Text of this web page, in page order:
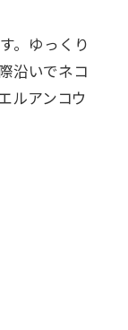
。ゆっくり
沿いでネコ
ルアンコウ